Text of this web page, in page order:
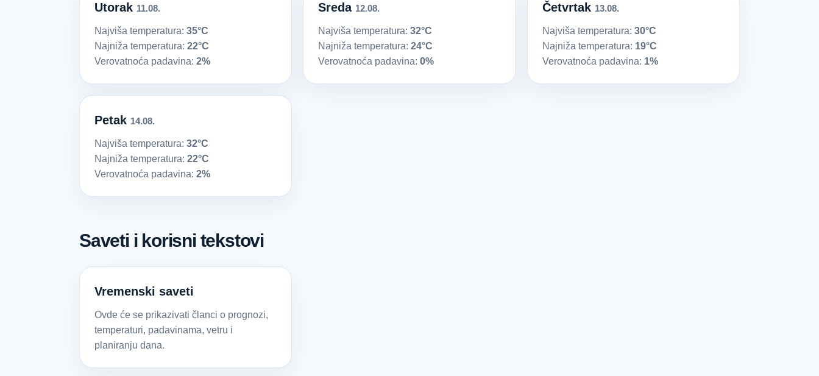
Utorak 11.08.
Najviša temperatura: 35°C
Najniža temperatura: 22°C
Verovatnoća padavina: 2%
Sreda 12.08.
Najviša temperatura:32°C
Najniža temperatura:24°C
Verovatnoća padavina:0%
Četvrtak 13.08.
Najviša temperatura: 30°C
Najniža temperatura: 19°C
Verovatnoća padavina: 1%
Petak 14.08.
Najviša temperatura: 32°C
Najniža temperatura: 22°C
Verovatnoća padavina: 2%
Saveti i korisni tekstovi
Vremenski saveti
Ovde će se prikazivati članci o prognozi,
temperaturi, padavinama, vetru i
planiranju dana.